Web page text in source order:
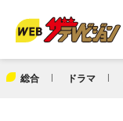
総合 ドラマ